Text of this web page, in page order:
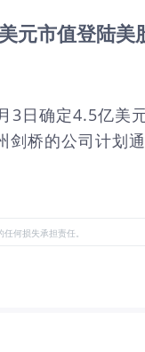
元市值登陆美
3日确定4.5亿
桥的公司计划
何损失承担责任。